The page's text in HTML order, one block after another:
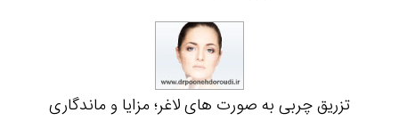
تزریق چربی به صورت های لاغر؛ مزایا و ماندگاری